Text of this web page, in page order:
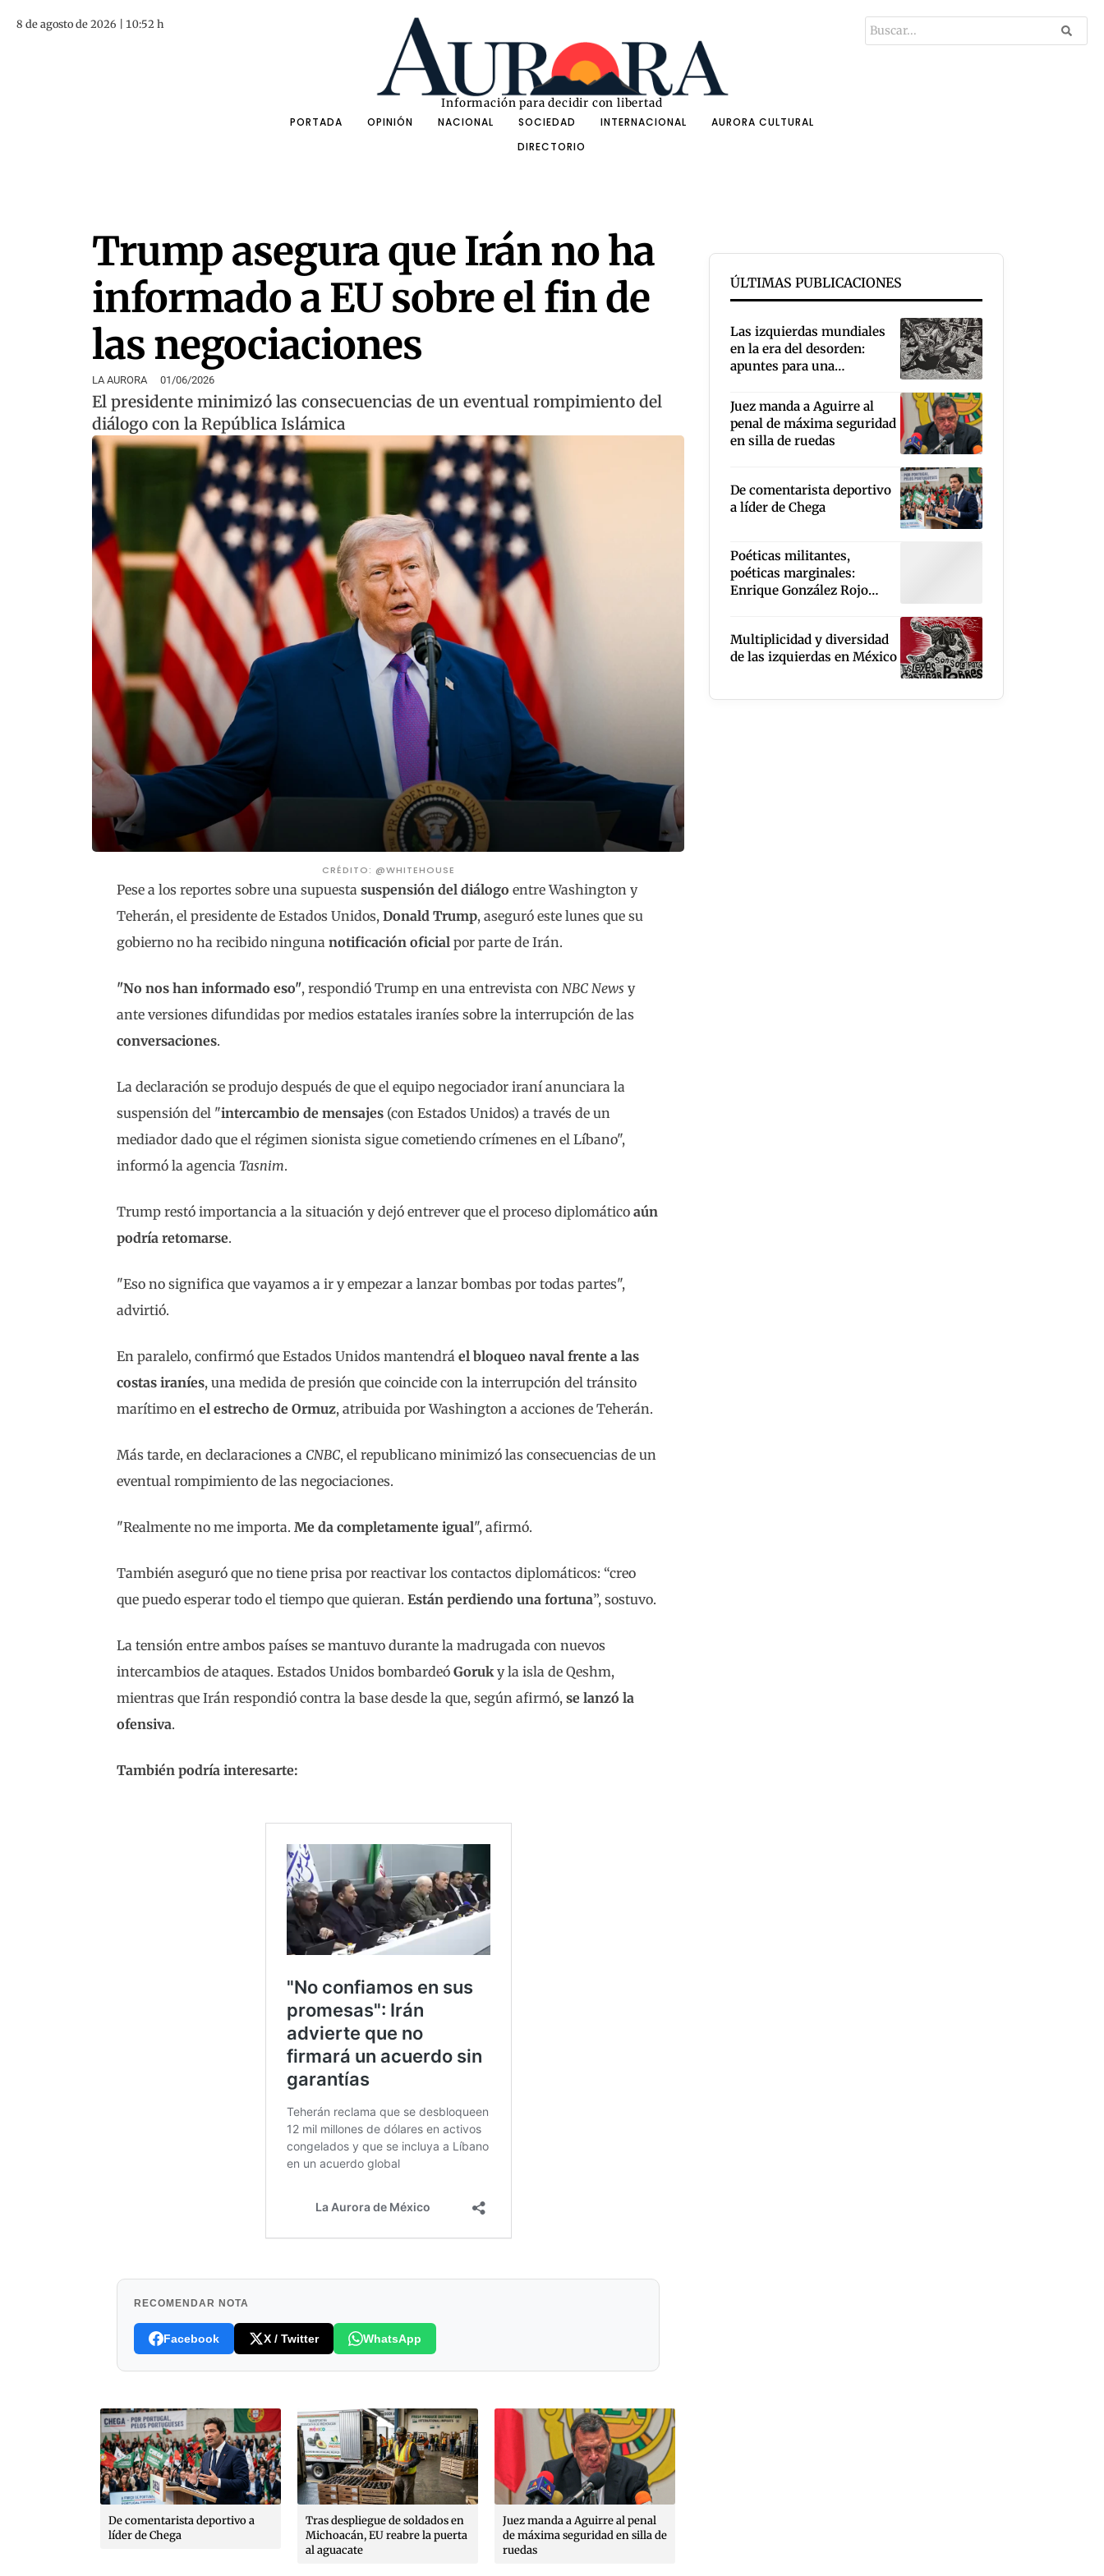
8 de agosto de 2026 | 10:52 h
Información para decidir con libertad
PORTADA
OPINIÓN NACIONAL SOCIEDAD INTERNACIONAL
AURORA CULTURAL
DIRECTORIO
Trump asegura que Irán no ha
informado a EU sobre el fin de
las negociaciones
LA AURORA 01/06/2026
El presidente minimizó las consecuencias de un eventual rompimiento del
diálogo con la República Islámica
CRÉDITO: @WHITEHOUSE
Pese a los reportes sobre una supuesta suspensión del diálogo entre Washington y
Teherán, el presidente de Estados Unidos, Donald Trump, aseguró este lunes que su
gobierno no ha recibido ninguna notificación oficial por parte de Irán.
"No nos han informado eso", respondió Trump en una entrevista con NBC News y
ante versiones difundidas por medios estatales iraníes sobre la interrupción de las
conversaciones.
La declaración se produjo después de que el equipo negociador iraní anunciara la
suspensión del "intercambio de mensajes (con Estados Unidos) a través de un
mediador dado que el régimen sionista sigue cometiendo crímenes en el Líbano",
informó la agencia Tasnim.
Trump restó importancia a la situación y dejó entrever que el proceso diplomático aún
podría retomarse.
"Eso no significa que vayamos a ir y empezar a lanzar bombas por todas partes",
advirtió.
En paralelo, confirmó que Estados Unidos mantendrá el bloqueo naval frente a las
costas iraníes, una medida de presión que coincide con la interrupción del tránsito
marítimo en el estrecho de Ormuz, atribuida por Washington a acciones de Teherán.
Más tarde, en declaraciones a CNBC, el republicano minimizó las consecuencias de un
eventual rompimiento de las negociaciones.
"Realmente no me importa. Me da completamente igual", afirmó.
También aseguró que no tiene prisa por reactivar los contactos diplomáticos: “creo
que puedo esperar todo el tiempo que quieran. Están perdiendo una fortuna”, sostuvo.
La tensión entre ambos países se mantuvo durante la madrugada con nuevos
intercambios de ataques. Estados Unidos bombardeó Goruky la isla de Qeshm,
mientras que Irán respondió contra la base desde la que, según afirmó, se lanzó la
ofensiva.
También podría interesarte:
RECOMENDAR NOTA
Facebook X / Twitter WhatsApp
De comentarista deportivo a
líder de Chega
Tras despliegue de soldados en
Michoacán, EU reabre la puerta
al aguacate
Juez manda a Aguirre al penal
de máxima seguridad en silla de
ruedas
ÚLTIMAS PUBLICACIONES
Las izquierdas mundiales
en la era del desorden:
apuntes para una
Juez manda a Aguirre al
penal de máxima seguridad
en silla de ruedas
De comentarista deportivo
a líder de Chega
Poéticas militantes,
poéticas marginales:
Enrique González Rojo
Moreno
Multiplicidad y diversidad
de las izquierdas en México